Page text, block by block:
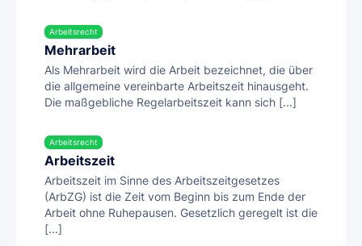
Arbeitsrecht
Mehrarbeit
Als Mehrarbeit wird die Arbeit bezeichnet, die über
die allgemeine vereinbarte Arbeitszeit hinausgeht.
Die maßgebliche Regelarbeitszeit kann sich [...]
Arbeitsrecht
Arbeitszeit
Arbeitszeit im Sinne des Arbeitszeitgesetzes
(ArbZG) ist die Zeit vom Beginn bis zum Ende der
Arbeit ohne Ruhepausen. Gesetzlich geregelt ist die
[...]